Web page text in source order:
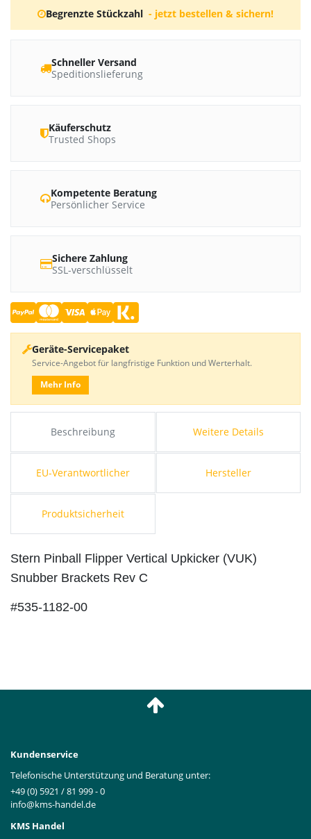
Beschreibung Weitere Details
EU-Verantwortlicher Hersteller
Produktsicherheit
Stern Pinball Flipper Vertical Upkicker (VUK)
Snubber Brackets Rev C
#535-1182-00
Begrenzte Stückzahl - jetzt bestellen & sichern!
Schneller Versand
Speditionslieferung
Käuferschutz
Trusted Shops
Kompetente Beratung
Persönlicher Service
Sichere Zahlung
SSL-verschlüsselt
Geräte-Servicepaket
Service-Angebot für langfristige Funktion und Werterhalt.
Mehr Info
Kundenservice
Telefonische Unterstützung und Beratung unter:
+49 (0) 5921 / 81 999 - 0
info@kms-handel.de
KMS Handel